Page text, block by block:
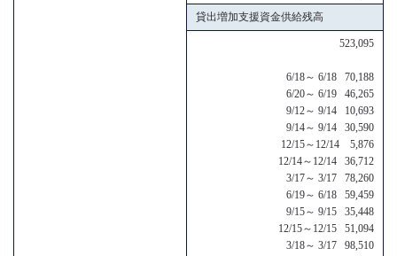
貸出増加支援資金供給残高
523,095
6/18～ 6/18 70,188
6/20～ 6/19 46,265
9/12～ 9/14 10,693
9/14～ 9/14 30,590
12/15～12/14 5,876
12/14～12/14 36,712
3/17～ 3/17 78,260
6/19～ 6/18 59,459
9/15～ 9/15 35,448
12/15～12/15 51,094
3/18～ 3/17 98,510